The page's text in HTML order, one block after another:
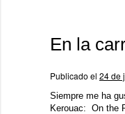
En la
Publicado el 24 de
Siempre me ha
Kerouac: On the